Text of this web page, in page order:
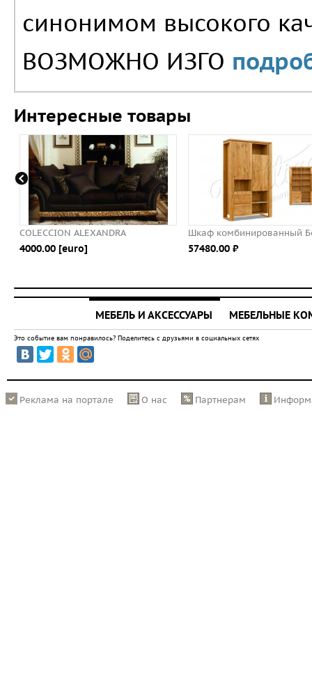
синонимом высокого
ВОЗМОЖНО ИЗГО
Интересные товары
COLECCION ALEXANDRA
4000.00 [euro]
Шкаф комбинированный
57480.00 ⃏
МЕБЕЛЬ И АКСЕССУАРЫ МЕБЕЛЬНЫЕ
Это событие вам понравилось? Поделитесь с друзьями в социальных сетях
Реклама на портале О нас Партнерам